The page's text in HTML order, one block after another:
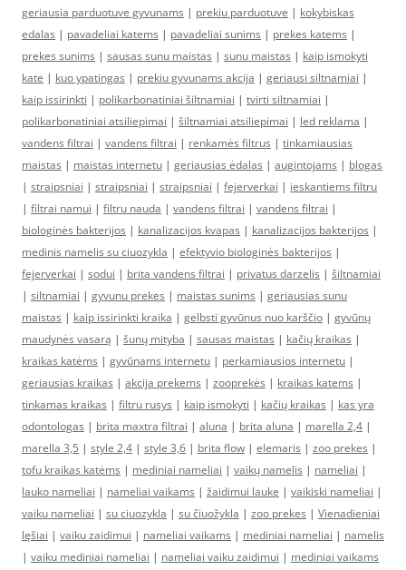
geriausia parduotuve gyvunams | prekiu parduotuve | kokybiskas
edalas | pavadeliai katems | pavadeliai sunims | prekes katems |
prekes sunims | sausas sunu maistas | sunu maistas | kaip ismokyti
kate | kuo ypatingas | prekiu gyvunams akcija | geriausi siltnamiai |
kaip issirinkti | polikarbonatiniai šiltnamiai | tvirti siltnamiai |
polikarbonatiniai atsiliepimai | šiltnamiai atsiliepimai | led reklama |
vandens filtrai | vandens filtrai | renkamės filtrus | tinkamiausias
maistas | maistas internetu | geriausias ėdalas | augintojams | blogas
| straipsniai | straipsniai | straipsniai | fejerverkai | ieskantiems filtru
| filtrai namui | filtru nauda | vandens filtrai | vandens filtrai |
biologinės bakterijos | kanalizacijos kvapas | kanalizacijos bakterijos |
medinis namelis su ciuozykla | efektyvio biologinės bakterijos |
fejerverkai | sodui | brita vandens filtrai | privatus darzelis | šiltnamiai
| siltnamiai | gyvunu prekes | maistas sunims | geriausias sunu
maistas | kaip issirinkti kraika | gelbsti gyvūnus nuo karščio | gyvūnų
maudynės vasarą | šunų mityba | sausas maistas | kačių kraikas |
kraikas katėms | gyvūnams internetu | perkamiausios internetu |
geriausias kraikas | akcija prekems | zooprekės | kraikas katems |
tinkamas kraikas | filtru rusys | kaip ismokyti | kačių kraikas | kas yra
odontologas | brita maxtra filtrai | aluna | brita aluna | marella 2,4 |
marella 3,5 | style 2,4 | style 3,6 | brita flow | elemaris | zoo prekes |
tofu kraikas katėms | mediniai nameliai | vaikų namelis | nameliai |
lauko nameliai | nameliai vaikams | žaidimui lauke | vaikiski nameliai |
vaiku nameliai | su ciuozykla | su čiuožykla | zoo prekes | Vienadieniai
lęšiai | vaiku zaidimui | nameliai vaikams | mediniai nameliai | namelis
| vaiku mediniai nameliai | nameliai vaiku zaidimui | mediniai vaikams